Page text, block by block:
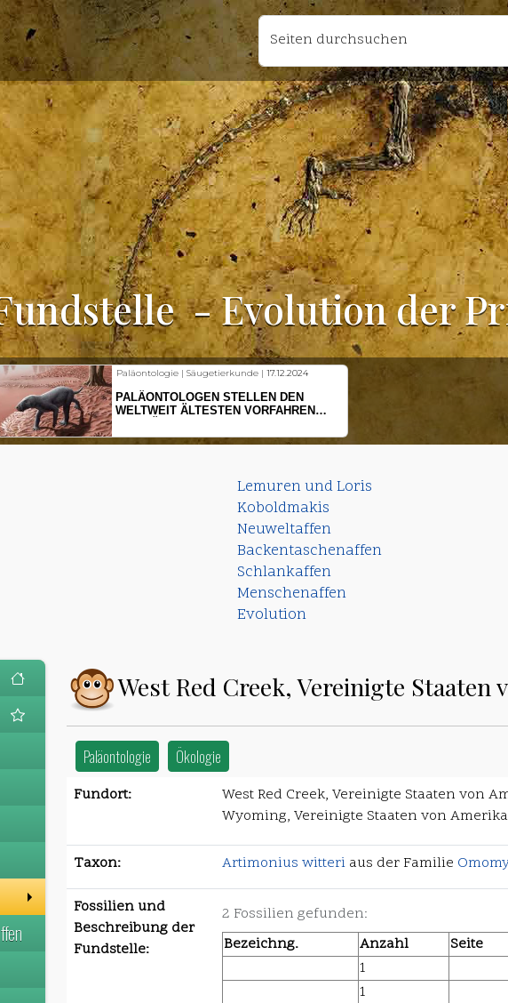
Seiten durchsuchen
- Evolution der
Fischkunde | Klimawandel |18.11.2024
KLIMAWANDEL SETZT
HERINGSLARVEN UNTER STRESS
Lemuren und Loris
Koboldmakis
Neuweltaffen
Backentaschenaffen
Schlankaffen
Menschenaffen
Evolution
West Red Creek, Vereinigte Staaten
Paläontologie Ökologie
Fundort:
West Red Creek, Vereinigte Staaten von
Wyoming, Vereinigte Staaten von Amerika
Taxon: Artimonius witteri aus der Familie
Fossilien und
Beschreibung der
Fundstelle:
2 Fossilien gefunden:
Bezeichng.
Anzahl
Seite
1
1